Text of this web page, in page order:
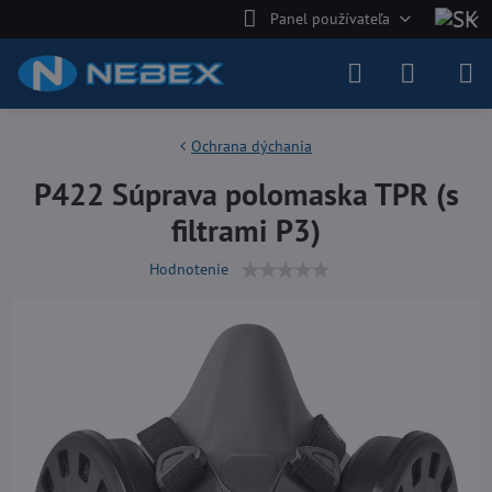
Panel používateľa
Ochrana dýchania
P422 Súprava polomaska TPR (s
filtrami P3)
Hodnotenie